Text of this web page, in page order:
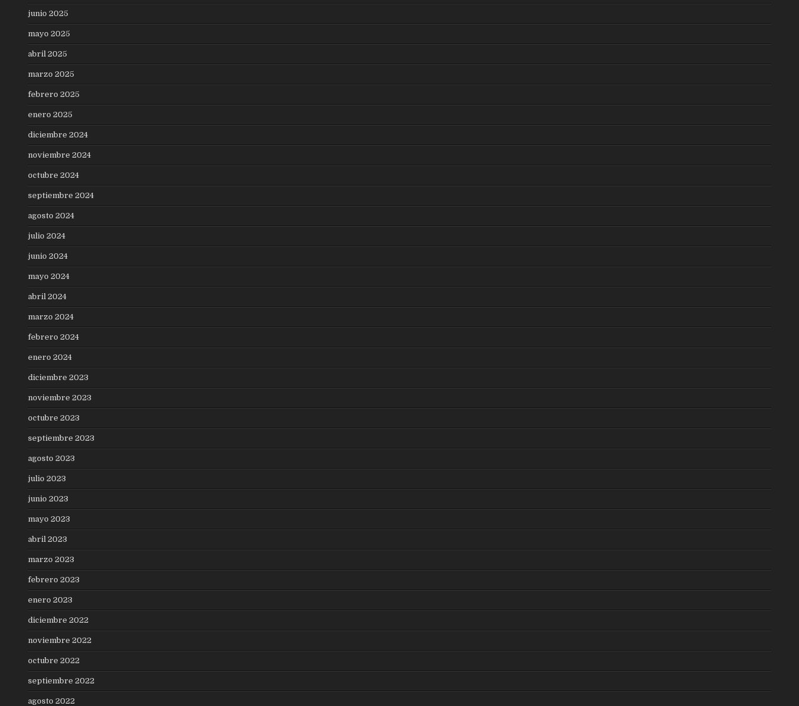
junio 2025
mayo 2025
abril 2025
marzo 2025
febrero 2025
enero 2025
diciembre 2024
noviembre 2024
octubre 2024
septiembre 2024
agosto 2024
julio 2024
junio 2024
mayo 2024
abril 2024
marzo 2024
febrero 2024
enero 2024
diciembre 2023
noviembre 2023
octubre 2023
septiembre 2023
agosto 2023
julio 2023
junio 2023
mayo 2023
abril 2023
marzo 2023
febrero 2023
enero 2023
diciembre 2022
noviembre 2022
octubre 2022
septiembre 2022
agosto 2022